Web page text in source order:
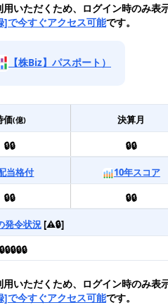
いただくため、ログイン時のみ表
で今すぐアクセス可能です。
【株Biz】パスポート）
価(億) 決算月
🔒🔒 🔒🔒
当格付
10年スコア
🔒🔒 🔒🔒
発令状況[⚠️🔒]
いただくため、ログイン時のみ表
で今すぐアクセス可能です。